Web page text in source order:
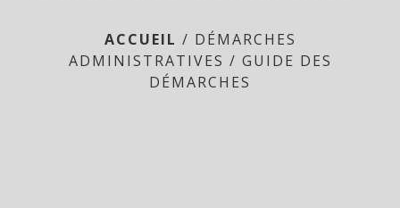
ACCUEIL / DÉMARCHES
ADMINISTRATIVES / GUIDE DES
DÉMARCHES